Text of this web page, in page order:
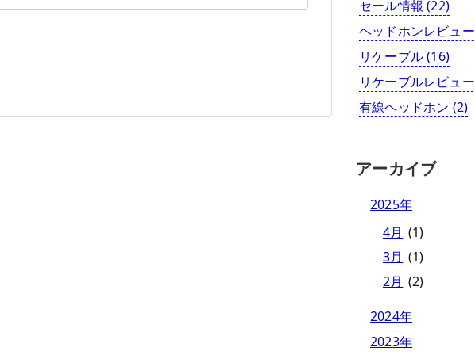
セール情報 (22)
ヘッドホンレビュー
リケーブル(16)
リケーブルレビュー
有線ヘッドホン (2)
アーカイブ
2025年
4月 (1)
3月 (1)
2月 (2)
2024年
2023年